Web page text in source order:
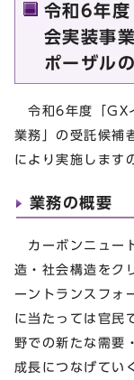
令和6年度
会実装事
ポーザル
令和6年度「GX
業務」の受託候補
により実施します
業務の概要
カーボンニュー
造・社会構造をク
ーントランスフォ
に当たっては官民
野での新たな需要
成長につなげてい